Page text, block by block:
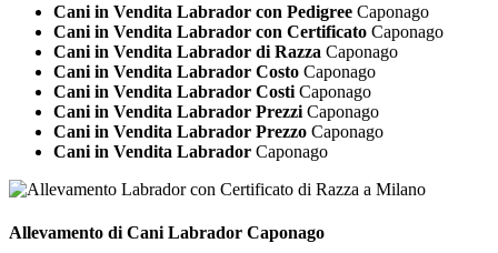
Cani in Vendita Labrador con Pedigree Caponago
Cani in Vendita Labrador con Certificato Caponago
Cani in Vendita Labrador di Razza Caponago
Cani in Vendita Labrador Costo Caponago
Cani in Vendita Labrador Costi Caponago
Cani in Vendita Labrador Prezzi Caponago
Cani in Vendita Labrador Prezzo Caponago
Cani in Vendita Labrador Caponago
Allevamento di Cani Labrador Caponago